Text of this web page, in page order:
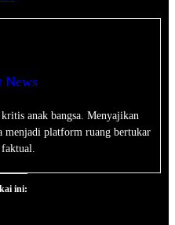
News
anak bangsa. Menyajikan
menjadi platform ruang bertukar
faktual.
ini: